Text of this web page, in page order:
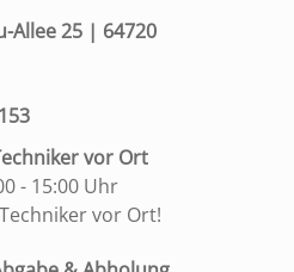
Allee 25 | 64720
vor Ort
- 15:00 Uhr
vor Ort!